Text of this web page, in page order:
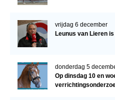
vrijdag 6 december
Leunus van Lieren
donderdag 5
Op dinsdag 10 en